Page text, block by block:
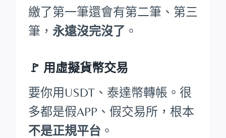
繳了第一筆還會有第二筆、第三
筆， 永遠沒完沒了 。
🚩 用虛擬貨幣交易
要你用USDT、泰達幣轉帳。很
多都是假APP、假交易所，根本
不是正規平台 。